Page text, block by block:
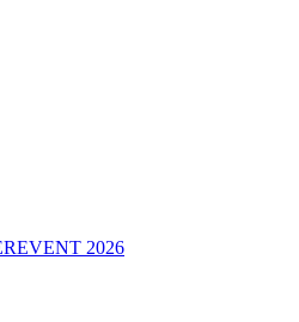
2026